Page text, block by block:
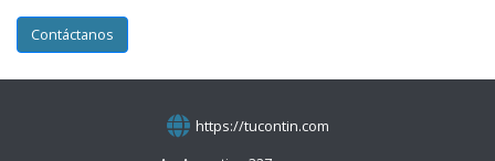
Contáctanos
https://tucontin.com